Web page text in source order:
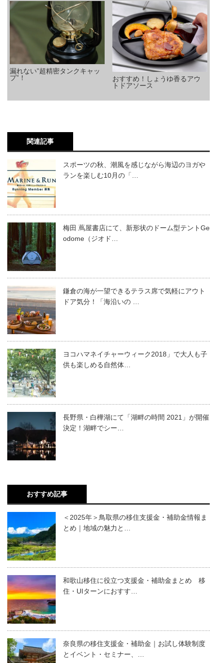
漏れない”超精密タンクキャッ
プ”！
おすすめ！しょうゆ香るアウ
トドアソース
関連記事
スポーツの秋、潮風を感じながら海辺のヨガや
ランを楽しむ10月の「…
梅田 蔦屋書店にて、新形状のドーム型テントGe
odome（ジオド…
鎌倉の海が一望できるテラス席で気軽にアウト
ドア気分！「海沿いの …
ヨコハマネイチャーウィーク2018」で大人も子
供も楽しめる自然体…
長野県・白樺湖にて「湖畔の時間 2021」が開催
決定！湖畔でシー…
おすすめ記事
＜2025年＞鳥取県の移住支援金・補助金情報ま
とめ｜地域の魅力と…
和歌山移住に役立つ支援金・補助金まとめ 移
住・UIターンにおすす…
奈良県の移住支援金・補助金｜お試し体験制度
とイベント・セミナー、…